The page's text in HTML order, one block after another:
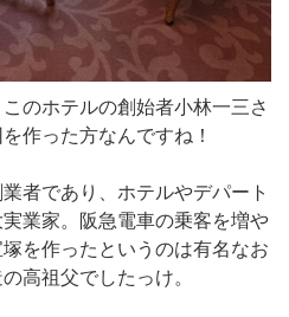
のホテルの創始者小林一三さ
作った方なんですね！
者であり、ホテルやデパート
業家。阪急電車の乗客を増や
を作ったというのは有名なお
高祖父でしたっけ。